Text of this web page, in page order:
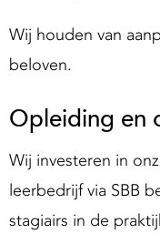
Wij houden van
beloven.
Opleiding en
Wij investeren in
leerbedrijf via SBB
stagiairs in de